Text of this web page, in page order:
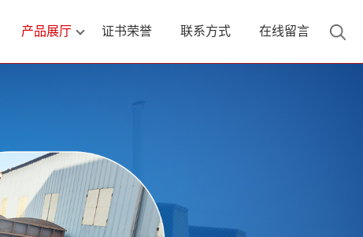
产品展厅 证书荣誉 联系方式 在线留言